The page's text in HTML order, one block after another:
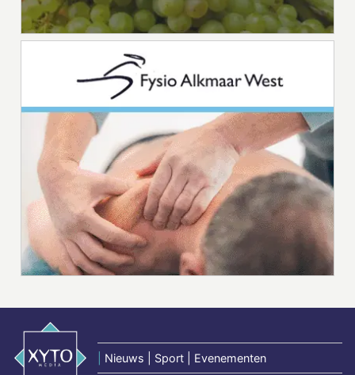
Nieuws | Sport | Evenementen